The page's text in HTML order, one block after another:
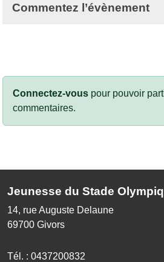
Commentez l’évènement
Connectez-vous pour pouvoir
commentaires.
Jeunesse du Stade
14, rue Auguste Delaune
69700 Givors
Tél. : 0437200832